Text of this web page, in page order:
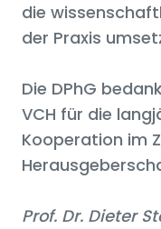
die
der Praxis
Die DPhG
VCH für die
Kooperation im
Prof. Dr. Dieter